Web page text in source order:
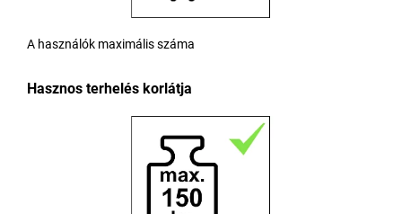
A használók maximális száma
Hasznos terhelés korlátja